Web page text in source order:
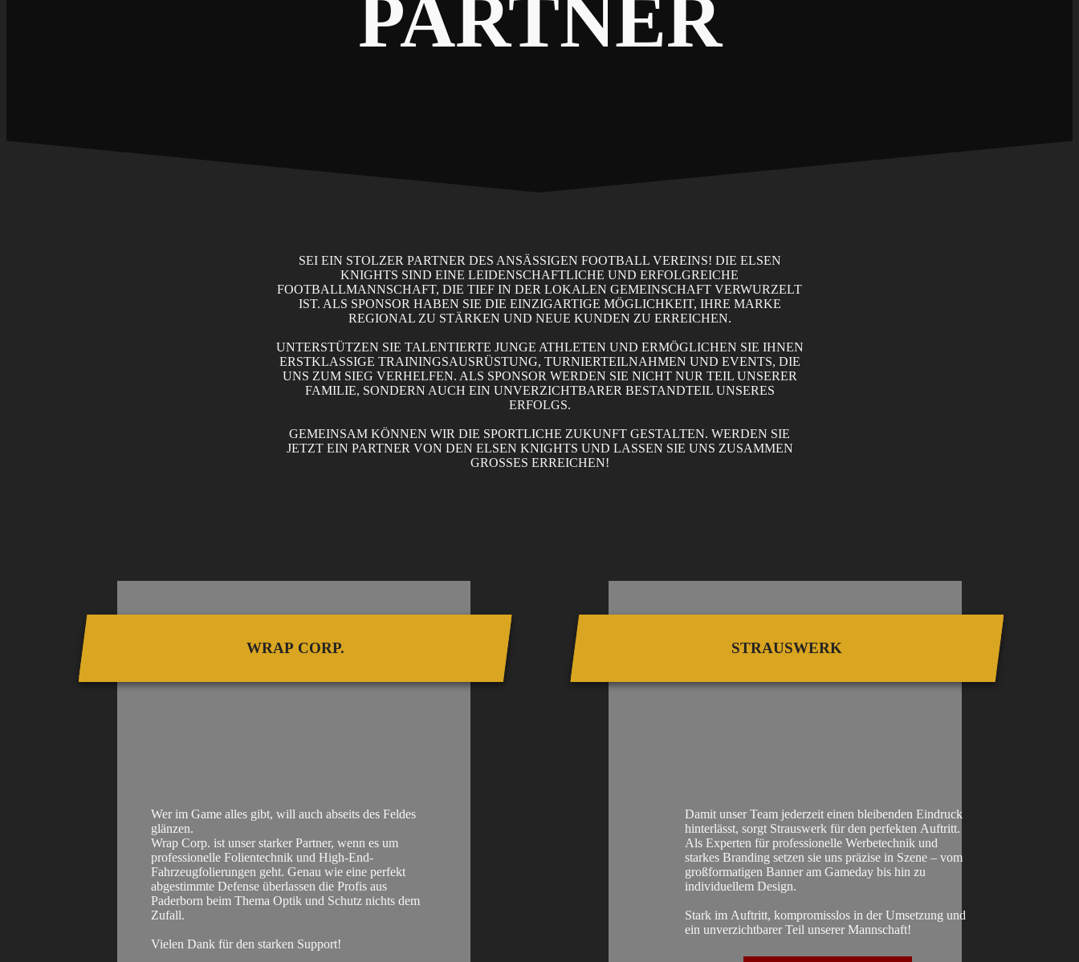
PARTNER
SEI EIN STOLZER PARTNER DES ANSÄSSIGEN FOOTBALL VEREINS! DIE ELSEN
KNIGHTS SIND EINE LEIDENSCHAFTLICHE UND ERFOLGREICHE
FOOTBALLMANNSCHAFT, DIE TIEF IN DER LOKALEN GEMEINSCHAFT VERWURZELT
IST. ALS SPONSOR HABEN SIE DIE EINZIGARTIGE MÖGLICHKEIT, IHRE MARKE
REGIONAL ZU STÄRKEN UND NEUE KUNDEN ZU ERREICHEN.
UNTERSTÜTZEN SIE TALENTIERTE JUNGE ATHLETEN UND ERMÖGLICHEN SIE IHNEN
ERSTKLASSIGE TRAININGSAUSRÜSTUNG, TURNIERTEILNAHMEN UND EVENTS, DIE
UNS ZUM SIEG VERHELFEN. ALS SPONSOR WERDEN SIE NICHT NUR TEIL UNSERER
FAMILIE, SONDERN AUCH EIN UNVERZICHTBARER BESTANDTEIL UNSERES
ERFOLGS.
GEMEINSAM KÖNNEN WIR DIE SPORTLICHE ZUKUNFT GESTALTEN. WERDEN SIE
JETZT EIN PARTNER VON DEN ELSEN KNIGHTS UND LASSEN SIE UNS ZUSAMMEN
GROSSES ERREICHEN!
WRAP CORP.
Wer im Game alles gibt, will auch abseits des Feldes
glänzen.
Wrap Corp. ist unser starker Partner, wenn es um
professionelle Folientechnik und High-End-
Fahrzeugfolierungen geht. Genau wie eine perfekt
abgestimmte Defense überlassen die Profis aus
Paderborn beim Thema Optik und Schutz nichts dem
Zufall.
Vielen Dank für den starken Support!
STRAUSWERK
Damit unser Team jederzeit einen bleibenden Eindruck
hinterlässt, sorgt Strauswerk für den perfekten Auftritt.
Als Experten für professionelle Werbetechnik und
starkes Branding setzen sie uns präzise in Szene – vom
großformatigen Banner am Gameday bis hin zu
individuellem Design.
Stark im Auftritt, kompromisslos in der Umsetzung und
ein unverzichtbarer Teil unserer Mannschaft!